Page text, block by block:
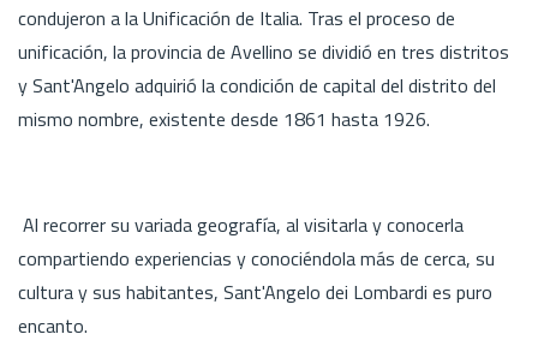
condujeron a la Unificación de Italia. Tras el proceso de
unificación, la provincia de Avellino se dividió en tres distritos
y Sant'Angelo adquirió la condición de capital del distrito del
mismo nombre, existente desde 1861 hasta 1926.
Al recorrer su variada geografía, al visitarla y conocerla
compartiendo experiencias y conociéndola más de cerca, su
cultura y sus habitantes, Sant'Angelo dei Lombardi es puro
encanto.